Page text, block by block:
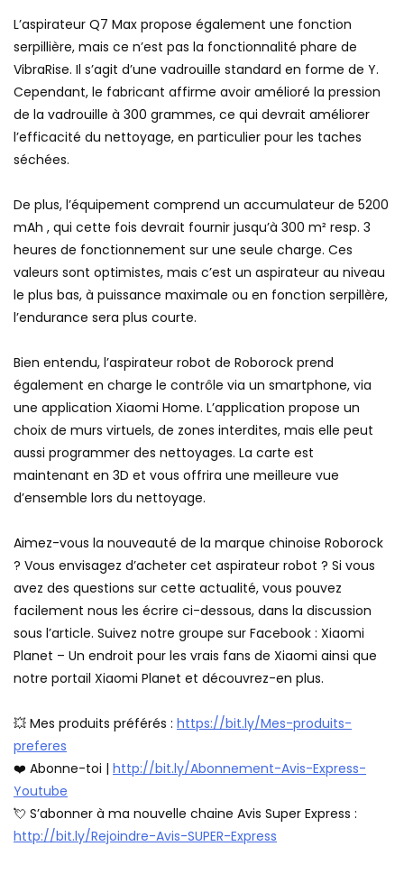
L’aspirateur Q7 Max propose également une fonction
serpillière, mais ce n’est pas la fonctionnalité phare de
VibraRise. Il s’agit d’une vadrouille standard en forme de Y.
Cependant, le fabricant affirme avoir amélioré la pression
de la vadrouille à 300 grammes, ce qui devrait améliorer
l’efficacité du nettoyage, en particulier pour les taches
séchées.
De plus, l’équipement comprend un accumulateur de 5200
mAh , qui cette fois devrait fournir jusqu’à 300 m² resp. 3
heures de fonctionnement sur une seule charge. Ces
valeurs sont optimistes, mais c’est un aspirateur au niveau
le plus bas, à puissance maximale ou en fonction serpillère,
l’endurance sera plus courte.
Bien entendu, l’aspirateur robot de Roborock prend
également en charge le contrôle via un smartphone, via
une application Xiaomi Home. L’application propose un
choix de murs virtuels, de zones interdites, mais elle peut
aussi programmer des nettoyages. La carte est
maintenant en 3D et vous offrira une meilleure vue
d’ensemble lors du nettoyage.
Aimez-vous la nouveauté de la marque chinoise Roborock
? Vous envisagez d’acheter cet aspirateur robot ? Si vous
avez des questions sur cette actualité, vous pouvez
facilement nous les écrire ci-dessous, dans la discussion
sous l’article. Suivez notre groupe sur Facebook : Xiaomi
Planet – Un endroit pour les vrais fans de Xiaomi ainsi que
notre portail Xiaomi Planet et découvrez-en plus.
💥 Mes produits préférés : https://bit.ly/Mes-produits-
preferes
❤️ Abonne-toi | http://bit.ly/Abonnement-Avis-Express-
Youtube
💘 S’abonner à ma nouvelle chaine Avis Super Express :
http://bit.ly/Rejoindre-Avis-SUPER-Express